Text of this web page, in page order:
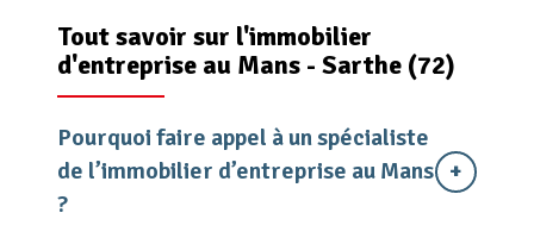
Tout savoir sur l'immobilier
d'entreprise au Mans - Sarthe (72)
Pourquoi faire appel à un spécialiste
de l’immobilier d’entreprise au Mans
?